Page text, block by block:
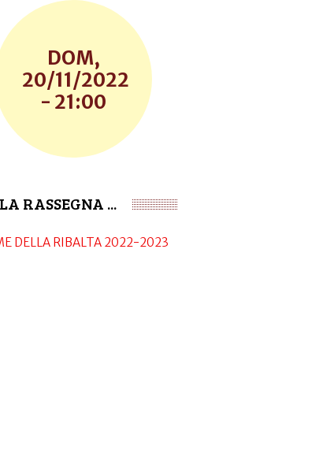
DOM,
20/11/2022
- 21:00
RASSEGNA ...
DELLA RIBALTA 2022-2023